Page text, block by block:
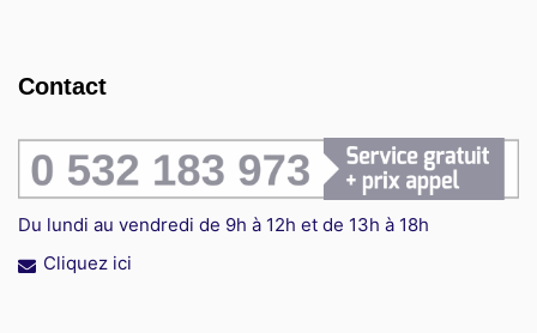
Contact
Du lundi au vendredi de 9h à 12h et de 13h à 18h
Cliquez ici